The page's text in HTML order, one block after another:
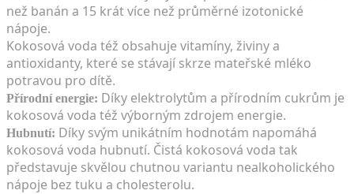
než banán a 15 krát více než průměrné izotonické
nápoje.
Kokosová voda též obsahuje vitamíny, živiny a
antioxidanty, které se stávají skrze mateřské mléko
potravou pro dítě.
Přírodní energie: Díky elektrolytům a přírodním cukrům je
kokosová voda též výborným zdrojem energie.
Hubnutí: Díky svým unikátním hodnotám napomáhá
kokosová voda hubnutí. Čistá kokosová voda tak
představuje skvělou chutnou variantu nealkoholického
nápoje bez tuku a cholesterolu.